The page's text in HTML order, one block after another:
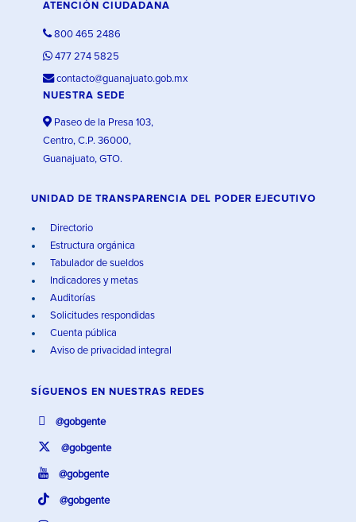
ATENCIÓN CIUDADANA
800 465 2486
477 274 5825
contacto@guanajuato.gob.mx
NUESTRA SEDE
Paseo de la Presa 103,
Centro, C.P. 36000,
Guanajuato, GTO.
UNIDAD DE TRANSPARENCIA DEL PODER EJECUTIVO
Directorio
Estructura orgánica
Tabulador de sueldos
Indicadores y metas
Auditorías
Solicitudes respondidas
Cuenta pública
Aviso de privacidad integral
SÍGUENOS EN NUESTRAS REDES
@gobgente
@gobgente
@gobgente
@gobgente